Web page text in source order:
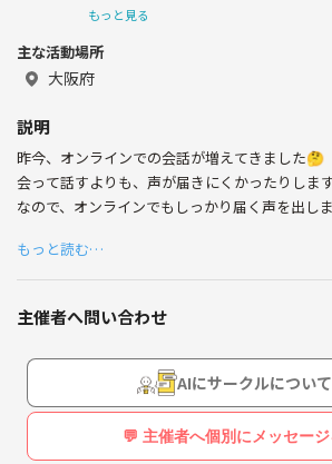
普段、狭い医療業界にいるので、い
仕事の関係で、脳や心理学に興味があ
もっと見る
主な活動場所
大阪府
説明
昨今、オンラインでの会話が増えてきました🤔
会って話すよりも、声が届きにくかったりしま
なので、オンラインでもしっかり届く声を出し
お仕事で発声方法教えています🙋
それが少しでも誰かのお役に立つのならと、始
至らない点もあると思いますが、よろしくお願
改善点など、ご意見ありましたら、ぜひ教え
もっと読む…
主催者へ問い合わせ
AIにサークルについ
💬 主催者へ個別にメッセー